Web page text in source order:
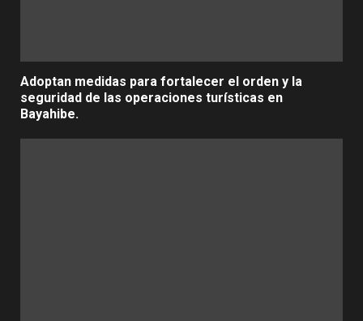
Adoptan medidas para fortalecer el orden y la
seguridad de las operaciones turísticas en
Bayahibe.